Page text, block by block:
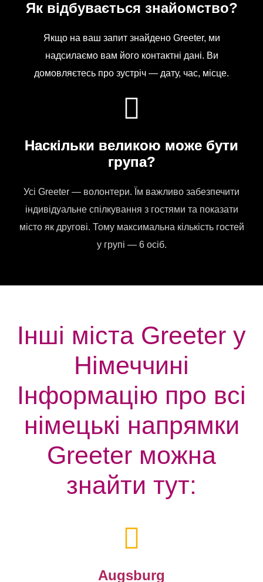
Як відбувається знайомство?
Якщо на ваш запит знайдено Greeter, ми
надсилаємо вам його контактні дані. Ви
домовляєтесь про зустріч — дату, час, місце.
Наскільки великою може бути
група?
Усі Greeter — волонтери. Їм важливо забезпечити
індивідуальне спілкування з гостями та показати
місто як другові. Тому максимальна кількість гостей
у групі — 6 осіб.
Інші міста Greeter у
Німеччині
Інформацію про всі
німецькі напрямки
Greeter можна
знайти тут:
Augsburg